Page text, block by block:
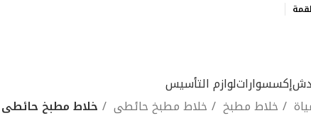
إكسسواراتلوازم التأسيس
خلاط مطبخ خلاط مطبخ حائطى
خلاط مطبخ حائطى MS 103 بقنطرة بطول 20 سم اللون كروم من مورافيا